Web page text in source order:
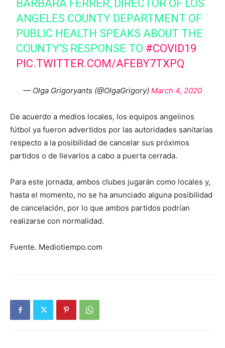
BARBARA FERRER, DIRECTOR OF LOS
ANGELES COUNTY DEPARTMENT OF
PUBLIC HEALTH SPEAKS ABOUT THE
COUNTY'S RESPONSE TO #COVID19
PIC.TWITTER.COM/AFEBY7TXPQ
— Olga Grigoryants (@OlgaGrigory) March 4, 2020
De acuerdo a medios locales, los equipos angelinos
fútbol ya fueron advertidos por las autoridades sanitarias
respecto a la posibilidad de cancelar sus próximos
partidos o de llevarlos a cabo a puerta cerrada.
Para este jornada, ambos clubes jugarán como locales y,
hasta el momento, no se ha anunciado alguna posibilidad
de cancelación, por lo que ambos partidos podrían
realizarse con normalidad.
Fuente. Mediotiempo.com